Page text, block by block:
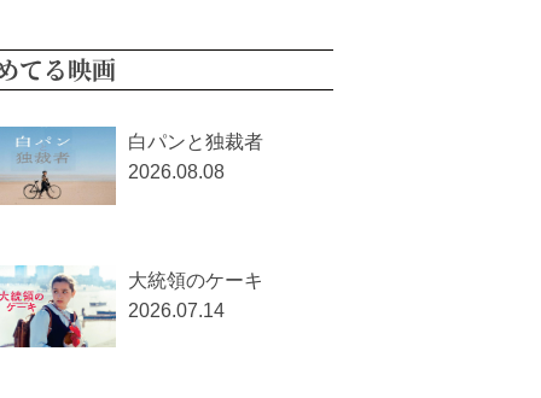
てる映画
白パンと独裁者
2026.08.08
大統領のケーキ
2026.07.14